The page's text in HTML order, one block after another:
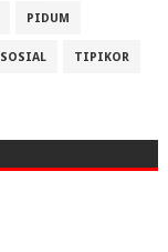
PIDUM
SOSIAL TIPIKOR